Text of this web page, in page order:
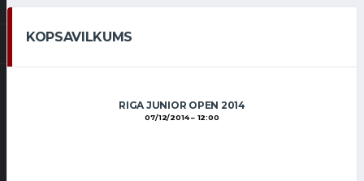
KOPSAVILKUMS
RIGA JUNIOR OPEN 2014
07/12/2014 12:00